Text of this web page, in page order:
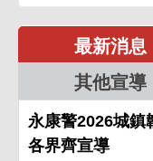
區
最新消息
其他宣導
永康警2026城鎮
各界齊宣導